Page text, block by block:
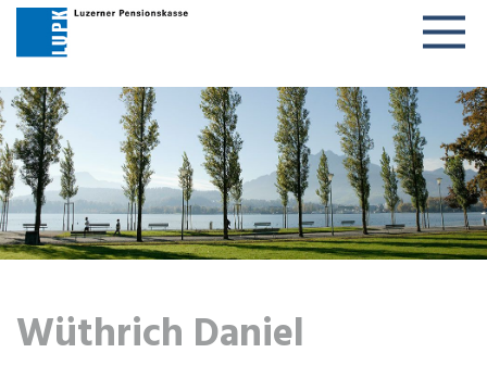
Wüthrich Daniel